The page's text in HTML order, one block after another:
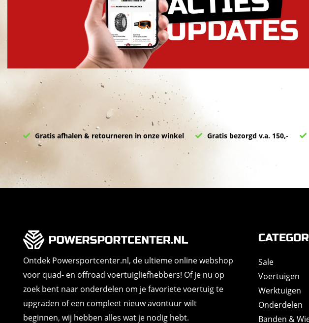
Gratis afhalen & retourneren in onze winkel Gratis bezorgd v.a. 150,-
Ontdek Powersportcenter.nl, de ultieme online webshop
voor quad- en offroad voertuigliefhebbers! Of je nu op
zoek bent naar onderdelen om je favoriete voertuig te
upgraden of een compleet nieuw avontuur wilt
beginnen, wij hebben alles wat je nodig hebt.
Sale
Voertuigen
Werktuigen
Onderdelen
Banden &